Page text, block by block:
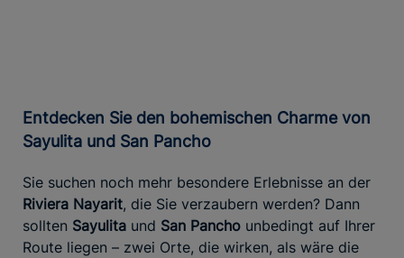
Entdecken Sie den bohemischen Charme von
Sayulita und San Pancho
Sie suchen noch mehr besondere Erlebnisse an der
Riviera Nayarit, die Sie verzaubern werden? Dann
sollten Sayulita und San Pancho unbedingt auf Ihrer
Route liegen – zwei Orte, die wirken, als wäre die